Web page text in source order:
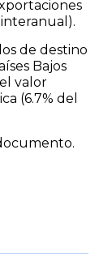
interanual).
de destino
Bajos
valor
(6.7% del